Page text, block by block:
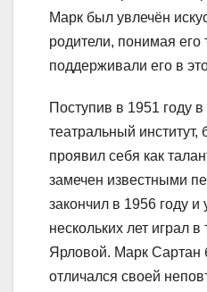
Марк был увлечён
родители, понимая его
поддерживали его в
Поступив в 1951 году
театральный институт,
проявил себя как
замечен известными
закончил в 1956 году
нескольких лет играл
Ярловой. Марк Сартан
отличался своей